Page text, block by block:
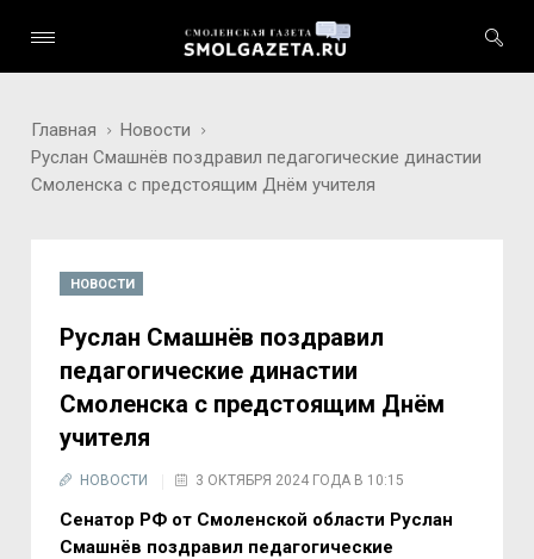
Главная
Новости
Руслан Смашнёв поздравил педагогические династии
Смоленска с предстоящим Днём учителя
НОВОСТИ
Руслан Смашнёв поздравил
педагогические династии
Смоленска с предстоящим Днём
учителя
НОВОСТИ 3 ОКТЯБРЯ 2024 ГОДА В 10:15
Сенатор РФ от Смоленской области Руслан
Смашнёв поздравил педагогические